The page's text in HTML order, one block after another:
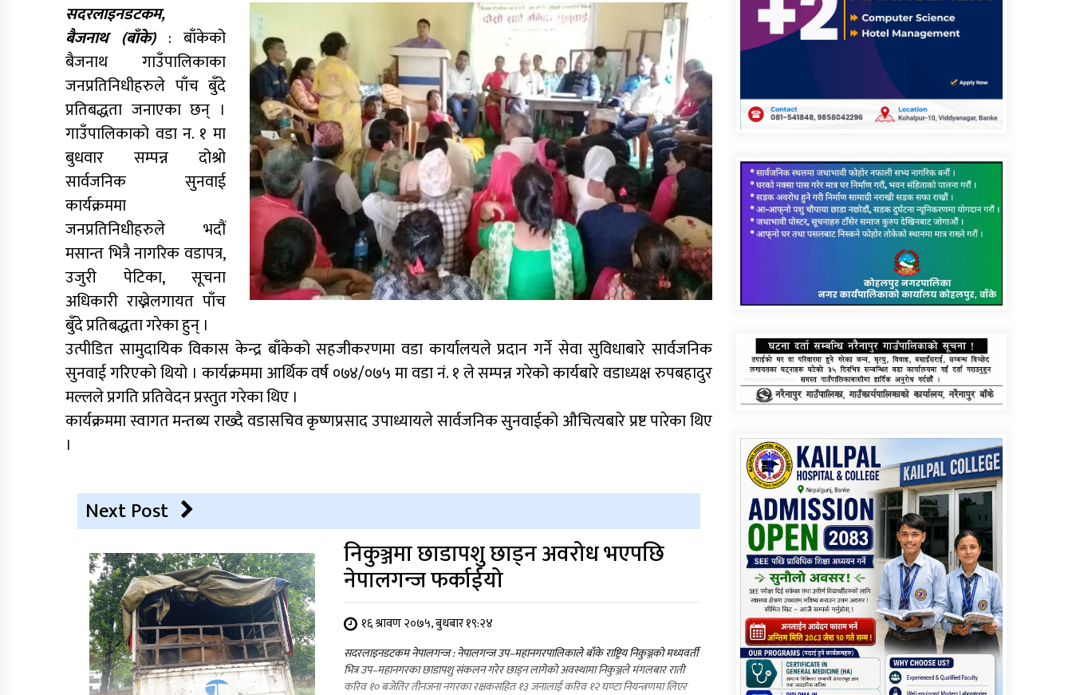
सदरलाइनडटकम,
बैजनाथ (बाँके) : बाँकेको
बैजनाथ गाउँपालिकाका
जनप्रतिनिधीहरुले पाँच बुँदे
प्रतिबद्धता जनाएका छन् ।
गाउँपालिकाको वडा न. १ मा
बुधवार सम्पन्न दोश्रो
सार्वजनिक सुनवाई
कार्यक्रममा
जनप्रतिनिधीहरुले भदौं
मसान्त भित्रै नागरिक वडापत्र,
उजुरी पेटिका, सूचना
अधिकारी राख्नेलगायत पाँच
बुँदे प्रतिबद्धता गरेका हुन् ।
उत्पीडित सामुदायिक विकास केन्द्र बाँकेको सहजीकरणमा वडा कार्यालयले प्रदान गर्ने सेवा सुविधाबारे सार्वजनिक
सुनवाई गरिएको थियो । कार्यक्रममा आर्थिक वर्ष ०७४/०७५ मा वडा नं. १ ले सम्पन्न गरेको कार्यबारे वडाध्यक्ष रुपबहादुर
मल्लले प्रगति प्रतिवेदन प्रस्तुत गरेका थिए ।
कार्यक्रममा स्वागत मन्तब्य राख्दै वडासचिव कृष्णप्रसाद उपाध्यायले सार्वजनिक सुनवाईको औचित्यबारे प्रष्ट पारेका थिए
।
Next Post
निकुञ्जमा छाडापशु छाड्न अवरोध भएपछि
नेपालगन्ज फर्काईयो
१६ श्रावण २०७५, बुधबार १९:२४
सदरलाइनडटकम नेपालगन्ज : नेपालगन्ज उप–महानगरपालिकाले बाँके राष्ट्रिय निकुञ्जको मध्यवर्ती
भित्र उप–महानगरका छाडापशु संकलन गरेर छाड्न लागेको अवस्थामा निकुञ्जले मंगलबार राती
करिव १० बजेतिर तीनजना नगरका रक्षकसहित १३ जनालाई करिव १२ घण्टा नियन्त्रणमा लिएर